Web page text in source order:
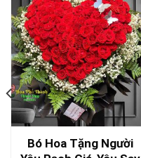
Bó Hoa Tặng Người